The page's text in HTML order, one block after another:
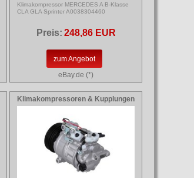
Klimakompressor MERCEDES A B-Klasse
CLA GLA Sprinter A0038304460
Preis: 248,86 EUR
zum Angebot
eBay.de (*)
Klimakompressoren & Kupplungen